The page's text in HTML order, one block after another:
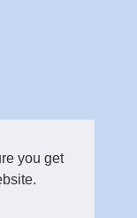
you get